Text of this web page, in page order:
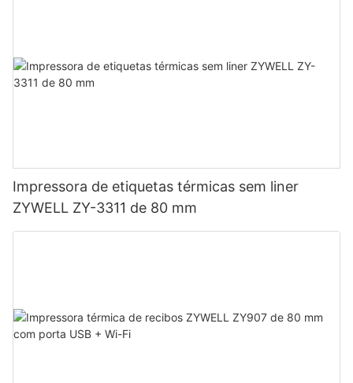
Impressora de etiquetas térmicas sem liner
ZYWELL ZY-3311 de 80 mm